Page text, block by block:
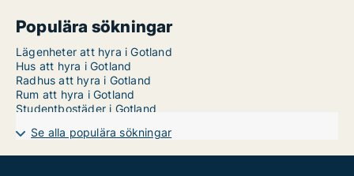
Populära sökningar
Lägenheter att hyra i Gotland
Hus att hyra i Gotland
Radhus att hyra i Gotland
Rum att hyra i Gotland
Studentbostäder i Gotland
Se alla populära sökningar